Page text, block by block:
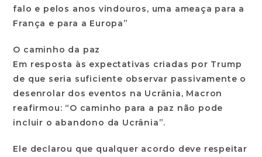
falo e pelos anos vindouros, uma ameaça para a
França e para a Europa”
O caminho da paz
Em resposta às expectativas criadas por Trump
de que seria suficiente observar passivamente o
desenrolar dos eventos na Ucrânia, Macron
reafirmou: “O caminho para a paz não pode
incluir o abandono da Ucrânia”.
Ele declarou que qualquer acordo deve respeitar